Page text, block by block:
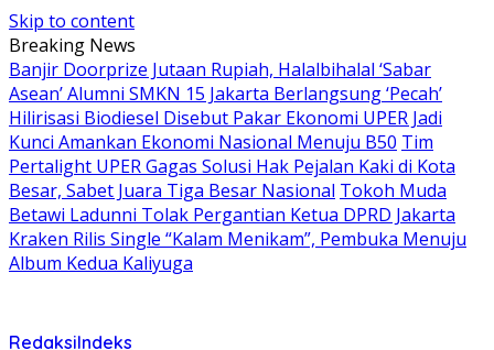
Skip to content
Breaking News
Banjir Doorprize Jutaan Rupiah, Halalbihalal ‘Sabar
Asean’ Alumni SMKN 15 Jakarta Berlangsung ‘Pecah’
Hilirisasi Biodiesel Disebut Pakar Ekonomi UPER Jadi
Kunci Amankan Ekonomi Nasional Menuju B50 Tim
Pertalight UPER Gagas Solusi Hak Pejalan Kaki di Kota
Besar, Sabet Juara Tiga Besar Nasional Tokoh Muda
Betawi Ladunni Tolak Pergantian Ketua DPRD Jakarta
Kraken Rilis Single “Kalam Menikam”, Pembuka Menuju
Album Kedua Kaliyuga
RedaksiIndeks